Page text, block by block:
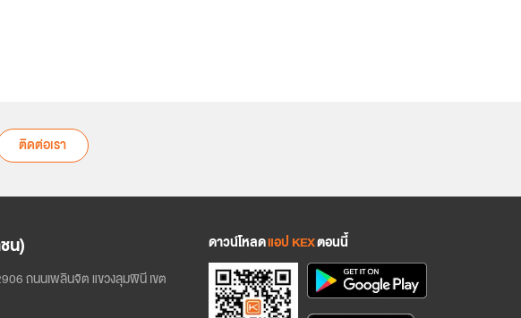
ติดต่อเรา
น)
ถนนเพลินจิต แขวงลุมพินี เขต
ดาวน์โหลดแอป KEXตอนนี้